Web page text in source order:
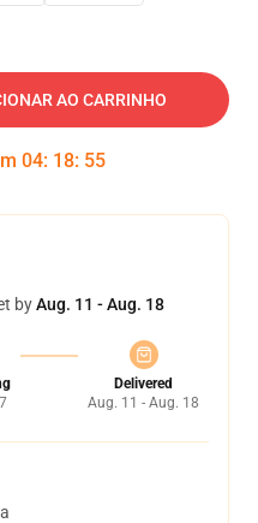
AO CARRINHO
04: 18: 54
byAug. 11 - Aug. 18
Delivered
Aug. 11 - Aug. 18